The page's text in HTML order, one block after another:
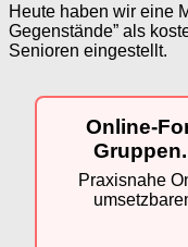
Heute haben wir eine
Gegenstände” als
Senioren eingestellt.
Online-
Praxisnahe